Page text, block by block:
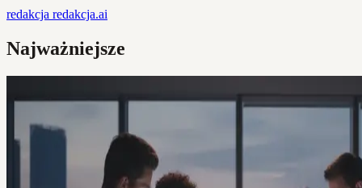
redakcja redakcja.ai
Najważniejsze